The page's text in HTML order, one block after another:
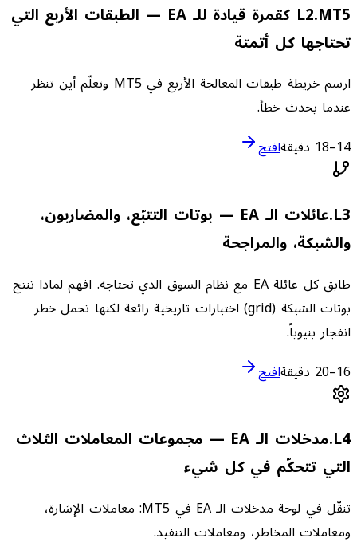
L2.
MT5 كقمرة قيادة للـ EA — الطبقات الأربع التي
تحتاجها كل أتمتة
ارسم خريطة طبقات المعالجة الأربع في MT5 وتعلّم أين تنظر
عندما يحدث خطأ.
14–18 دقيقة
افتح
L3
.
عائلات الـ EA — بوتات التتبّع، والمضاربون،
والشبكة، والمراجحة
طابق كل عائلة EA مع نظام السوق الذي تحتاجه. افهم لماذا تنتج
بوتات الشبكة (grid) اختبارات تاريخية رائعة لكنها تحمل خطر
انفجار بنيوياً.
16–20 دقيقة
افتح
L4
.
مدخلات الـ EA — مجموعات المعاملات الثلاث
التي تتحكّم في كل شيء
تنقّل في لوحة مدخلات الـ EA في MT5: معاملات الإشارة،
ومعاملات المخاطر، ومعاملات التنفيذ.